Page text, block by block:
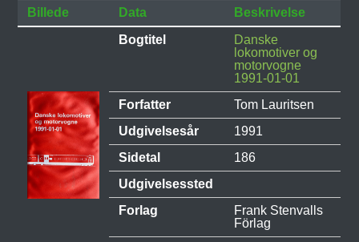
Billede
Data
Beskrivelse
Bogtitel
Danske
lokomotiver og
motorvogne
1991-01-01
Forfatter
Tom Lauritsen
Udgivelsesår
1991
Sidetal
186
Udgivelsessted
Forlag
Frank Stenvalls
Förlag